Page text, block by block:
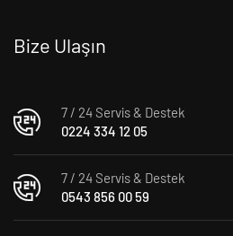
Bize Ulaşın
7 / 24 Servis & Destek
0224 334 12 05
7 / 24 Servis & Destek
0543 856 00 59